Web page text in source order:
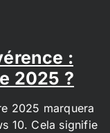
:
2025 ?
2025 marquera
10. Cela signifie